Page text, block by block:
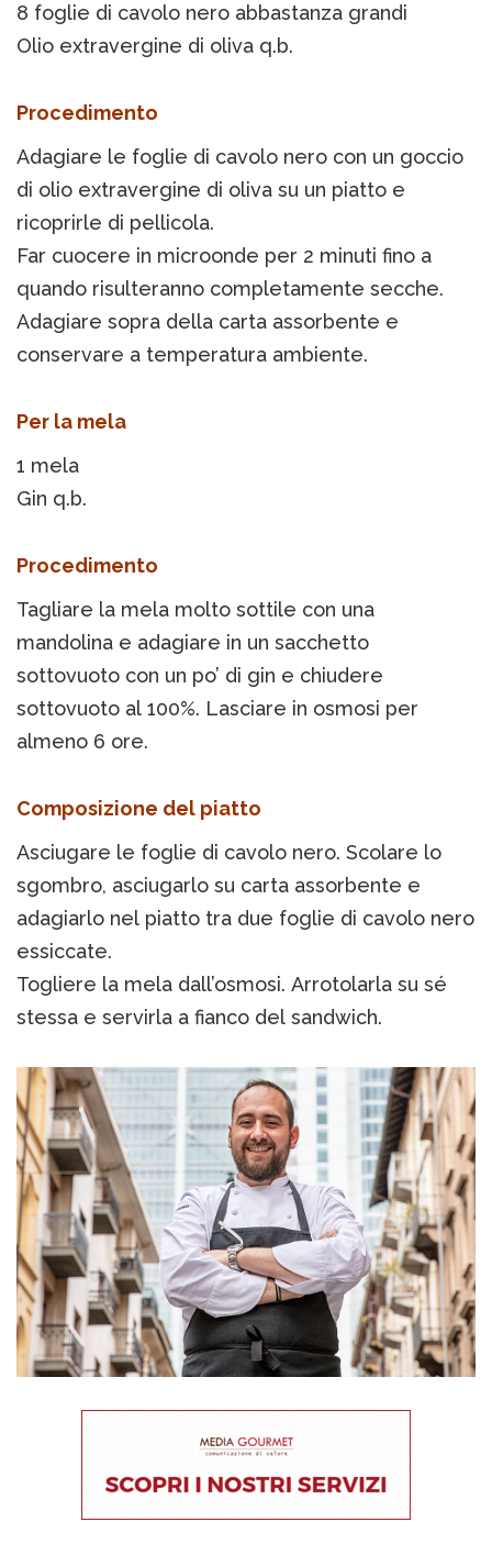
8 foglie di cavolo nero abbastanza grandi
Olio extravergine di oliva q.b.
Procedimento
Adagiare le foglie di cavolo nero con un goccio
di olio extravergine di oliva su un piatto e
ricoprirle di pellicola.
Far cuocere in microonde per 2 minuti fino a
quando risulteranno completamente secche.
Adagiare sopra della carta assorbente e
conservare a temperatura ambiente.
Per la mela
1 mela
Gin q.b.
Procedimento
Tagliare la mela molto sottile con una
mandolina e adagiare in un sacchetto
sottovuoto con un po’ di gin e chiudere
sottovuoto al 100%. Lasciare in osmosi per
almeno 6 ore.
Composizione del piatto
Asciugare le foglie di cavolo nero. Scolare lo
sgombro, asciugarlo su carta assorbente e
adagiarlo nel piatto tra due foglie di cavolo nero
essiccate.
Togliere la mela dall’osmosi. Arrotolarla su sé
stessa e servirla a fianco del sandwich.